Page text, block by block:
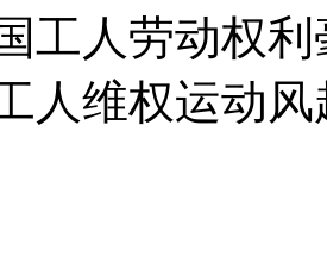
工人劳动权
人维权运动